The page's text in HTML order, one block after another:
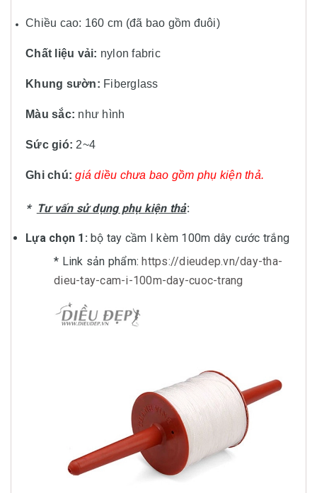
Chiều cao: 160 cm (đã bao gồm đuôi)
Chất liệu vải: nylon fabric
Khung sườn: Fiberglass
Màu sắc: như hình
Sức gió: 2~4
Ghi chú: giá diều chưa bao gồm phụ kiện thả.
* Tư vấn sử dụng phụ kiện thả:
Lựa chọn 1: bộ tay cầm I kèm 100m dây cước trắng
* Link sản phẩm:https://dieudep.vn/day-tha-
dieu-tay-cam-i-100m-day-cuoc-trang